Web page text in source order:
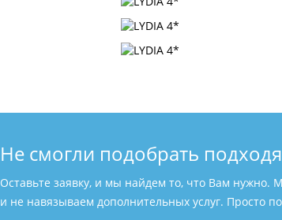
Не смогли подобрать
Оставьте заявку, и мы найдем то, что Вам
и не навязываем дополнительных услуг. Просто